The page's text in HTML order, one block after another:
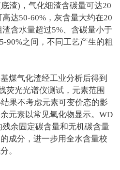
底渣) ，气化细渣含碳量可达20
高达50-60% ，灰含量大约在20
含水量超过5%、含碳量小于
90%之间，不同工艺产生的粗
煤气化渣经工业分析后得到
荧光光谱仪测试，元素范围
结果不考虑元素可变价态的影
元素以常见氧化物显示。WD
余固定碳含量和无机碳含量
成分，进一步用全水含量校
。